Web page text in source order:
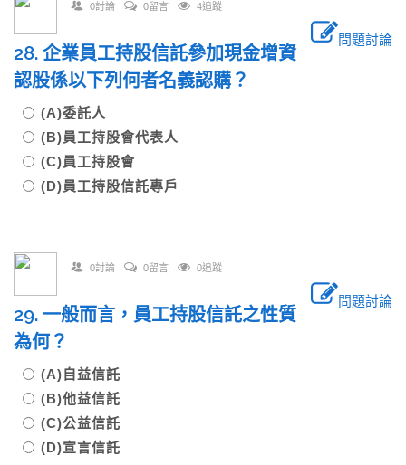
0討論 0留言 4追蹤
問題討論
28. 企業員工持股信託參加現金增資
認股係以下列何者名義認購？
(A)委託人
(B)員工持股會代表人
(C)員工持股會
(D)員工持股信託專戶
0討論 0留言 0追蹤
問題討論
29. 一般而言，員工持股信託之性質
為何？
(A)自益信託
(B)他益信託
(C)公益信託
(D)宣言信託